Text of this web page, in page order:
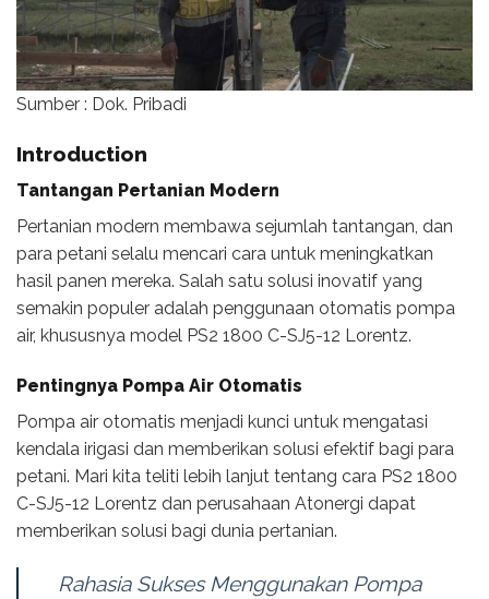
Sumber : Dok. Pribadi
Introduction
Tantangan Pertanian Modern
Pertanian modern membawa sejumlah tantangan, dan
para petani selalu mencari cara untuk meningkatkan
hasil panen mereka. Salah satu solusi inovatif yang
semakin populer adalah penggunaan otomatis pompa
air, khususnya model PS2 1800 C-SJ5-12 Lorentz.
Pentingnya Pompa Air Otomatis
Pompa air otomatis menjadi kunci untuk mengatasi
kendala irigasi dan memberikan solusi efektif bagi para
petani. Mari kita teliti lebih lanjut tentang cara PS2 1800
C-SJ5-12 Lorentz dan perusahaan Atonergi dapat
memberikan solusi bagi dunia pertanian.
Rahasia Sukses Menggunakan Pompa